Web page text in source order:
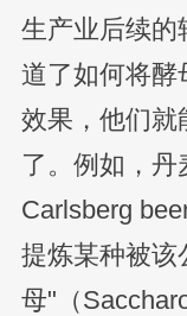
生产业后续的
道了如何将酵
效果，他们就
了。例如，丹
Carlsberg
提炼某种被该
母"（